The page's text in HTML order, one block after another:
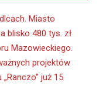
Miasto
blisko 480 tys. zł
Mazowieckiego.
projektów
już 15